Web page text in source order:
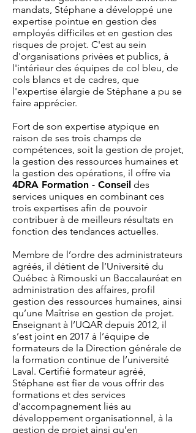
mandats, Stéphane a développé une
expertise pointue en gestion des
employés difficiles et en gestion des
risques de projet. C'est au sein
d'organisations privées et publics, à
l'intérieur des équipes de col bleu, de
cols blancs et de cadres, que
l'expertise élargie de Stéphane a pu se
faire apprécier.
Fort de son expertise atypique en
raison de ses trois champs de
compétences, soit la gestion de projet,
la gestion des ressources humaines et
la gestion des opérations, il offre via
4DRA Formation - Conseil des
services uniques en combinant ces
trois expertises afin de pouvoir
contribuer à de meilleurs résultats en
fonction des tendances actuelles.
Membre de l’ordre des administrateurs
agréés, il détient de l’Université du
Québec à Rimouski un Baccalauréat en
administration des affaires, profil
gestion des ressources humaines, ainsi
qu’une Maîtrise en gestion de projet.
Enseignant à l’UQAR depuis 2012, il
s’est joint en 2017 à l’équipe de
formateurs de la Direction générale de
la formation continue de l’université
Laval. Certifié formateur agréé,
Stéphane est fier de vous offrir des
formations et des services
d’accompagnement liés au
développement organisationnel, à la
gestion de projet ainsi qu’en